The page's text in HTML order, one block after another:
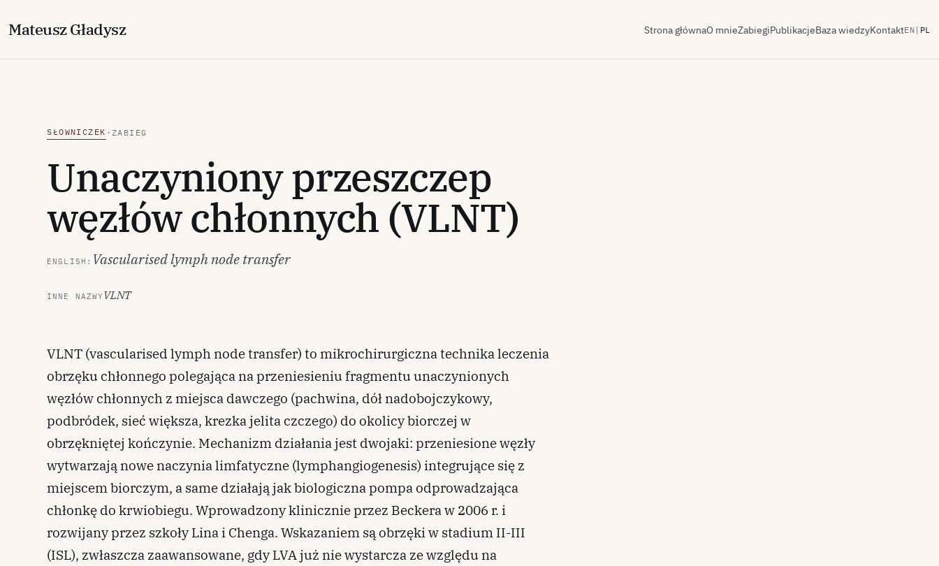
MateuszGładysz Strona głównaO mnieZabiegiPublikacjeBaza wiedzyKontaktEN | PL
SŁOWNICZEK ·ZABIEG
Unaczyniony przeszczep
węzłów chłonnych (VLNT)
ENGLISH: Vascularised lymph node transfer
INNE NAZWY VLNT
VLNT (vascularised lymph node transfer) to mikrochirurgiczna technika leczenia
obrzęku chłonnego polegająca na przeniesieniu fragmentu unaczynionych
węzłów chłonnych z miejsca dawczego (pachwina, dół nadobojczykowy,
podbródek, sieć większa, krezka jelita czczego) do okolicy biorczej w
obrzękniętej kończynie. Mechanizm działania jest dwojaki: przeniesione węzły
wytwarzają nowe naczynia limfatyczne (lymphangiogenesis) integrujące się z
miejscem biorczym, a same działają jak biologiczna pompa odprowadzająca
chłonkę do krwiobiegu. Wprowadzony klinicznie przez Beckera w 2006 r. i
rozwijany przez szkoły Lina i Chenga. Wskazaniem są obrzęki w stadium II-III
(ISL), zwłaszcza zaawansowane, gdy LVA już nie wystarcza ze względu na